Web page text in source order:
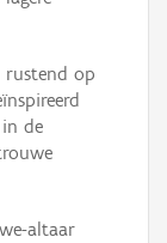
rustend op
de
altaar